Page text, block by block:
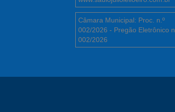
Câmara Municipal: Proc. n.º
002/2026 - Pregão Eletrônico
002/2026